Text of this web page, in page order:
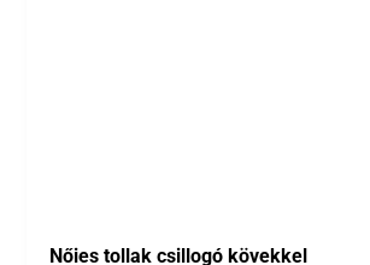
Nőies tollak csillogó kövekkel